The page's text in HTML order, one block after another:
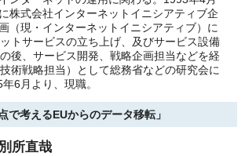
に株式会社インターネットイニシアティブ企
（現・インターネットイニシアティブ）に
トサービスの立ち上げ、及びサービス設備
後、サービス開発、戦略企画担当などを経
術戦略担当）として総務省などの研究会に
6月より、現職。
で考えるEUからのデータ移転」
別所直哉